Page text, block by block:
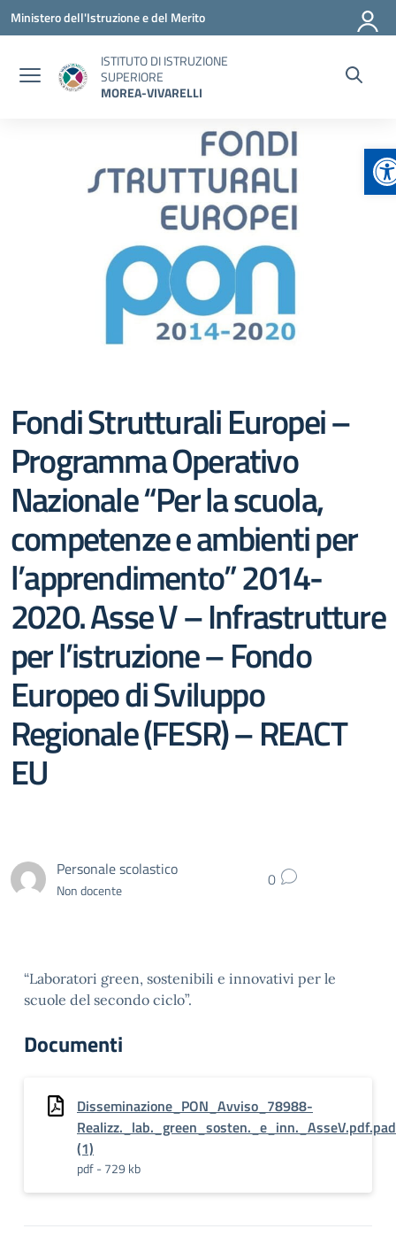
Vai ai contenuti
Vai al menu di navigazione
Vai al footer
Ministero dell'Istruzione e del Merito
ISTITUTO DI ISTRUZIONE
SUPERIORE
MOREA-VIVARELLI
Fondi Strutturali Europei –
Programma Operativo
Nazionale “Per la scuola,
competenze e ambienti per
l’apprendimento” 2014-
2020. Asse V – Infrastrutture
per l’istruzione – Fondo
Europeo di Sviluppo
Regionale (FESR) – REACT
EU
Personale scolastico
Non docente 0
“Laboratori green, sostenibili e innovativi per le
scuole del secondo ciclo”.
Documenti
Disseminazione_PON_Avviso_78988-
(1)
pdf - 729 kb